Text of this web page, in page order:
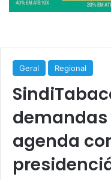
Geral Regional
demandas
agenda